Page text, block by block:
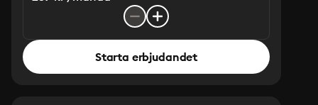
Starta erbjudandet